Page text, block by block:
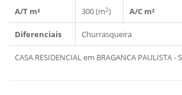
A/T m² 300 (m2) A/C m²
Diferenciais Churrasqueira
CASA RESIDENCIAL em BRAGANCA PAULISTA -